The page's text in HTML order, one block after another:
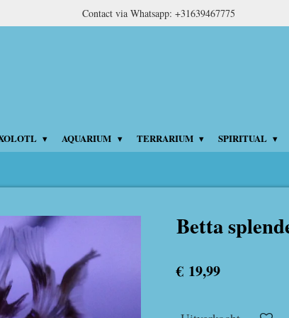
Contact via Whatsapp: +31639467775
AQUARIUM TERRARIUM SPIRITUAL
Betta
€ 19,99